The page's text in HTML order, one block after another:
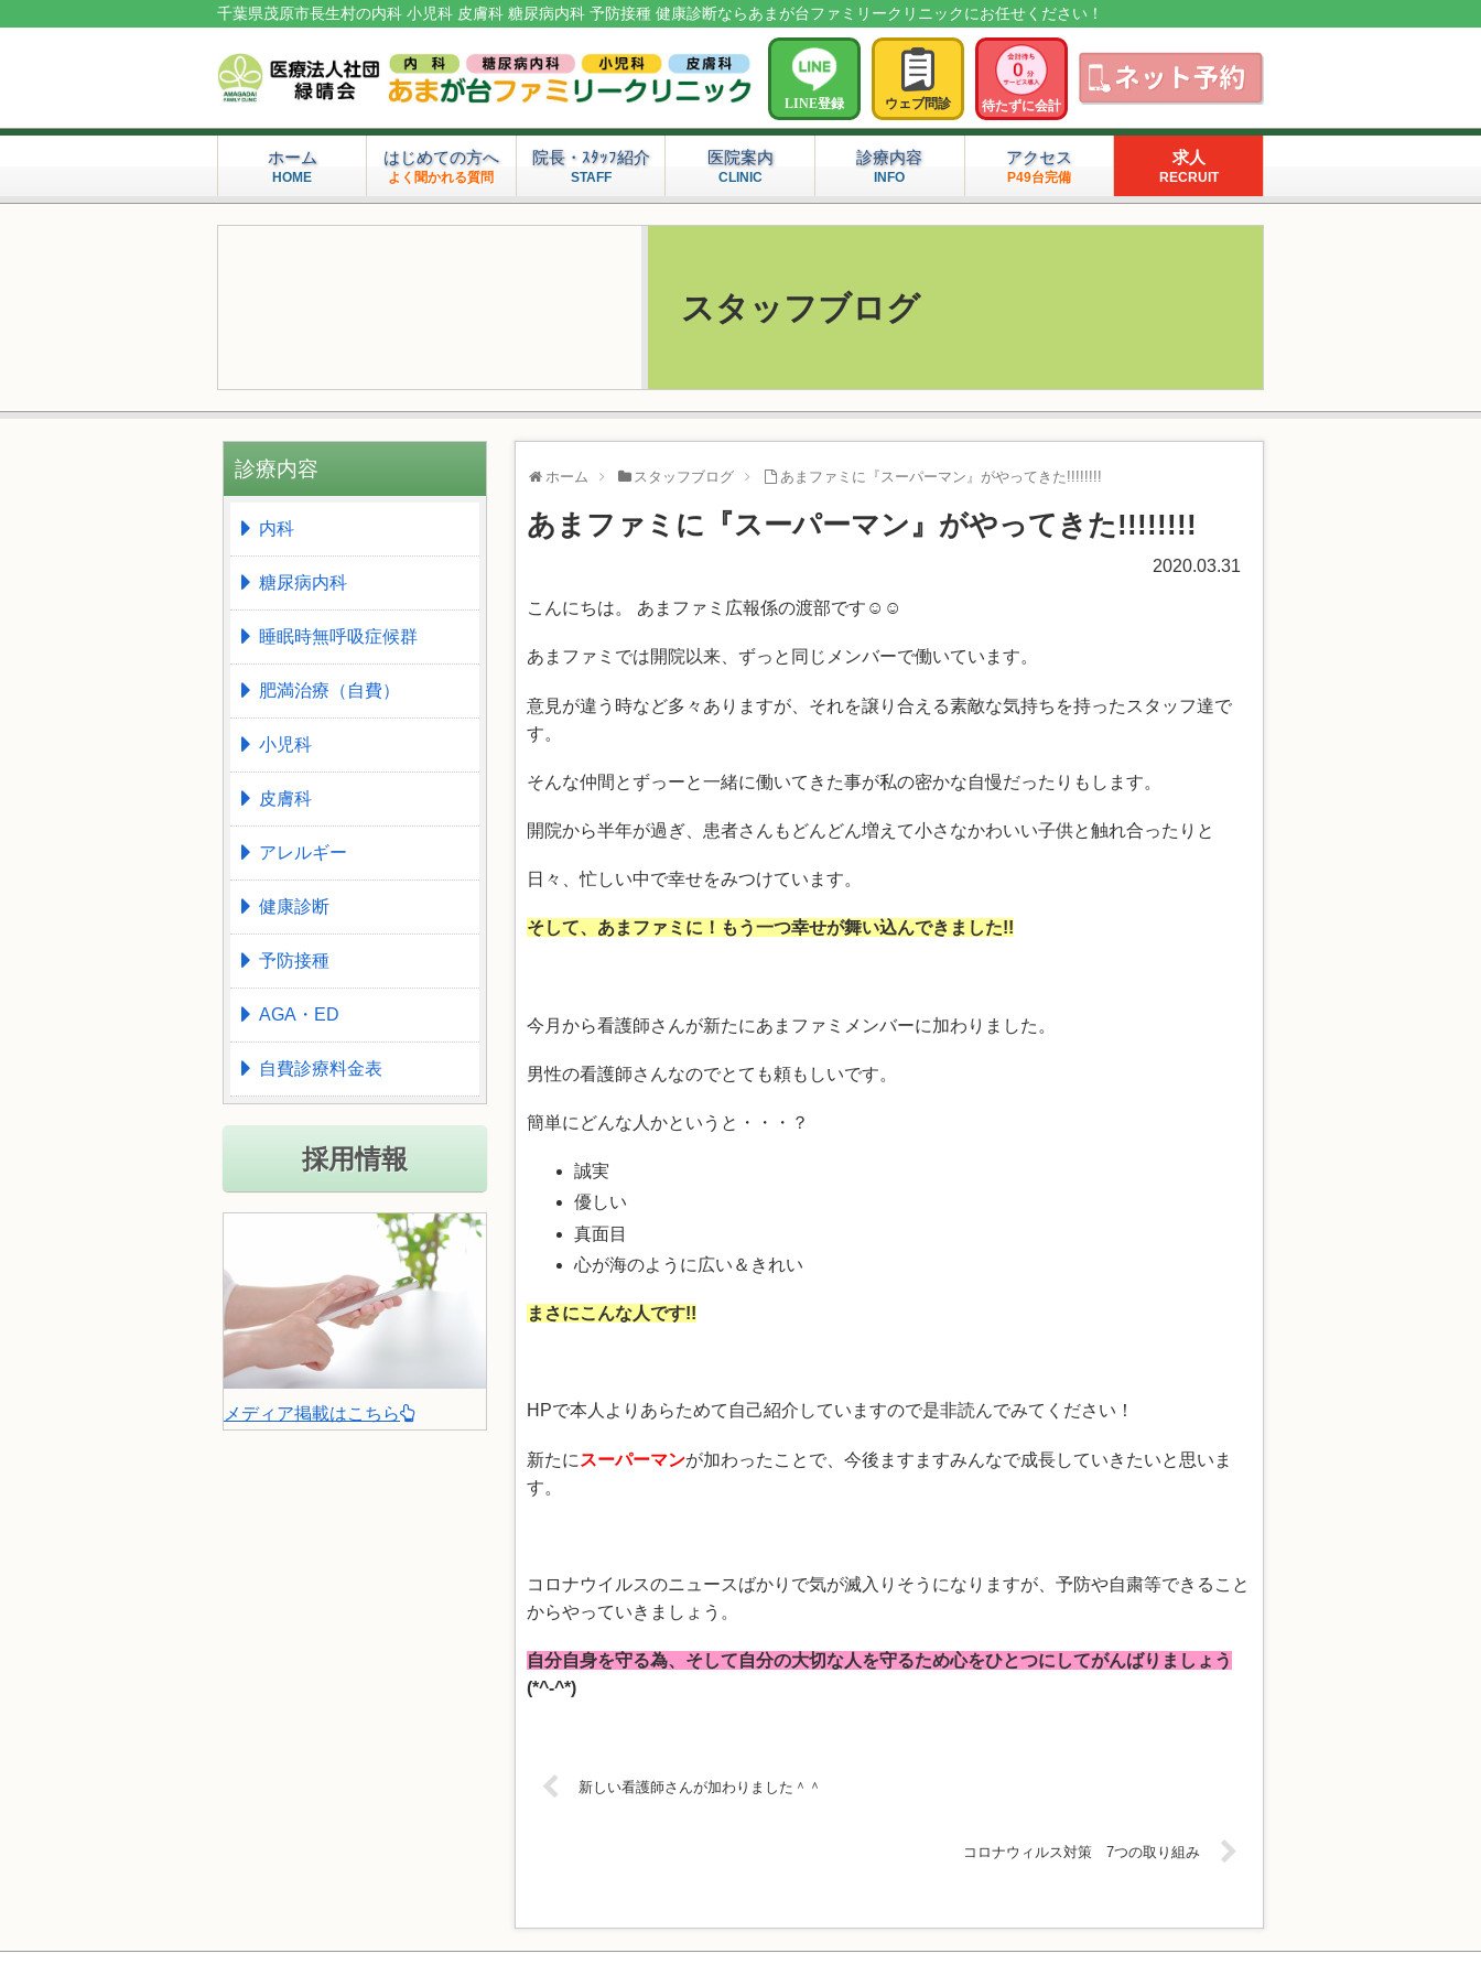
千葉県茂原市長生村の内科 小児科 皮膚科 糖尿病内科 予防接種 健康診断ならあまが台ファミリークリニックにお任せください！
LINE登録 ウェブ問診 待たずに会計
ホーム
HOME
はじめての方へ
よく聞かれる質問
院長・ｽﾀｯﾌ紹介
STAFF
医院案内
CLINIC
診療内容
INFO
アクセス
P49台完備
求人
RECRUIT
スタッフブログ
ホーム スタッフブログ あまファミに『スーパーマン』がやってきた!!!!!!!!
あまファミに『スーパーマン』がやってきた!!!!!!!!
2020.03.31
こんにちは。 あまファミ広報係の渡部です☺☺
あまファミでは開院以来、ずっと同じメンバーで働いています。
意見が違う時など多々ありますが、それを譲り合える素敵な気持ちを持ったスタッフ達で
す。
そんな仲間とずっーと一緒に働いてきた事が私の密かな自慢だったりもします。
開院から半年が過ぎ、患者さんもどんどん増えて小さなかわいい子供と触れ合ったりと
日々、忙しい中で幸せをみつけています。
そして、あまファミに！もう一つ幸せが舞い込んできました!!
今月から看護師さんが新たにあまファミメンバーに加わりました。
男性の看護師さんなのでとても頼もしいです。
簡単にどんな人かというと・・・？
誠実
優しい
真面目
心が海のように広い＆きれい
まさにこんな人です!!
HPで本人よりあらためて自己紹介していますので是非読んでみてください！
新たに スーパーマンが加わったことで、今後ますますみんなで成長していきたいと思いま
す。
コロナウイルスのニュースばかりで気が滅入りそうになりますが、予防や自粛等できること
からやっていきましょう。
自分自身を守る為、そして自分の大切な人を守るため心をひとつにしてがんばりましょう
(*^-^*)
新しい看護師さんが加わりました＾＾
コロナウィルス対策 7つの取り組み
診療内容
内科
糖尿病内科
睡眠時無呼吸症候群
肥満治療（自費）
小児科
皮膚科
アレルギー
健康診断
予防接種
AGA・ED
自費診療料金表
採用情報
メディア掲載はこちら